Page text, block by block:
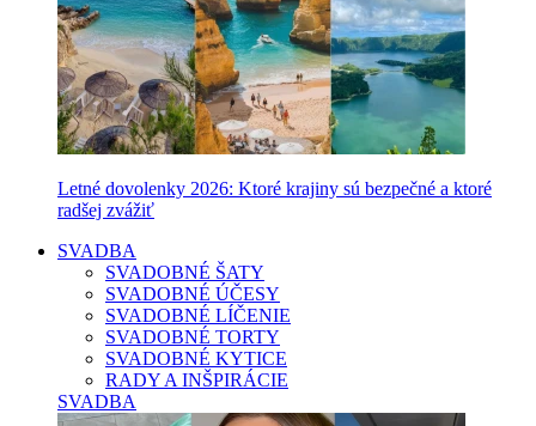
Letné dovolenky 2026: Ktoré krajiny sú bezpečné a ktoré
radšej zvážiť
SVADBA
SVADOBNÉ ŠATY
SVADOBNÉ ÚČESY
SVADOBNÉ LÍČENIE
SVADOBNÉ TORTY
SVADOBNÉ KYTICE
RADY A INŠPIRÁCIE
SVADBA